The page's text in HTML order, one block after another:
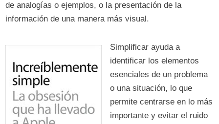
de analogías o ejemplos, o la presentación de la
información de una manera más visual.
Simplificar ayuda a
identificar los elementos
esenciales de un problema
o una situación, lo que
permite centrarse en lo más
importante y evitar el ruido